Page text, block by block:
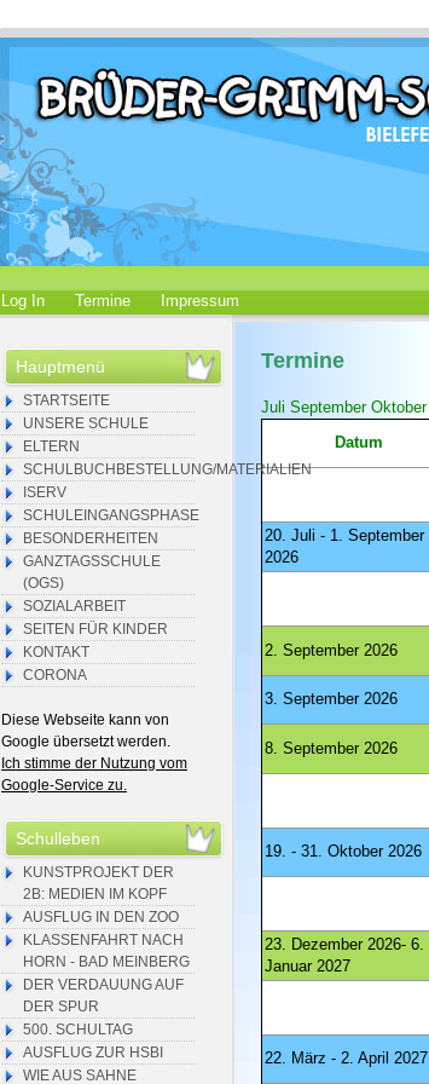
Log In Termine Impressum
Hauptmenü
STARTSEITE
UNSERE SCHULE
ELTERN
SCHULBUCHBESTELLUNG/MATERIALIEN
ISERV
SCHULEINGANGSPHASE
BESONDERHEITEN
GANZTAGSSCHULE
(OGS)
SOZIALARBEIT
SEITEN FÜR KINDER
KONTAKT
CORONA
Diese Webseite kann von
Google übersetzt werden.
Ich stimme der Nutzung vom
Google-Service zu.
Schulleben
KUNSTPROJEKT DER
2B: MEDIEN IM KOPF
AUSFLUG IN DEN ZOO
KLASSENFAHRT NACH
HORN - BAD MEINBERG
DER VERDAUUNG AUF
DER SPUR
500. SCHULTAG
AUSFLUG ZUR HSBI
WIE AUS SAHNE
Termine
Juli September Oktober
Datum
20. Juli - 1. September
2026
2. September 2026
3. September 2026
8. September 2026
19. - 31. Oktober 2026
23. Dezember 2026- 6.
Januar 2027
22. März - 2. April 2027